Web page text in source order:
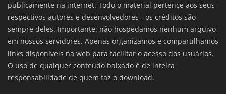
publicamente na internet. Todo o material pertence aos seus
respectivos autores e desenvolvedores - os créditos são
sempre deles. Importante: não hospedamos nenhum arquivo
em nossos servidores. Apenas organizamos e compartilhamos
links disponíveis na web para facilitar o acesso dos usuários.
O uso de qualquer conteúdo baixado é de inteira
responsabilidade de quem faz o download.